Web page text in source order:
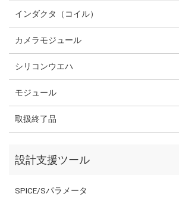
インダクタ（コイル）
カメラモジュール
シリコンウエハ
モジュール
取扱終了品
設計支援ツール
SPICE/Sパラメータ